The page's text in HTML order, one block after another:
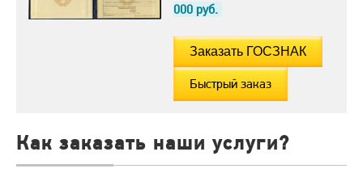
000 руб.
Быстрый заказ
Как заказать наши услуги?